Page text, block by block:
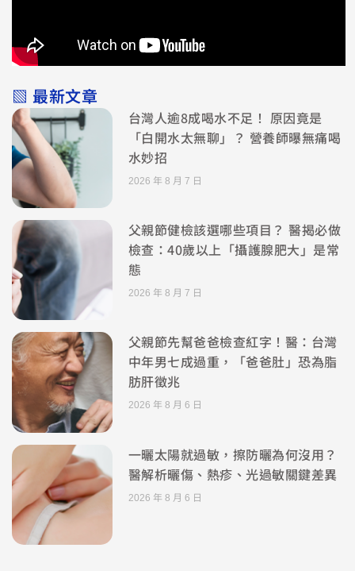
▧ 最新文章
台灣人逾8成喝水不足！ 原因竟是
「白開水太無聊」？ 營養師曝無痛喝
水妙招
2026 年 8 月 7 日
父親節健檢該選哪些項目？ 醫揭必做
檢查：40歲以上「攝護腺肥大」是常
態
2026 年 8 月 7 日
父親節先幫爸爸檢查紅字！醫：台灣
中年男七成過重，「爸爸肚」恐為脂
肪肝徵兆
2026 年 8 月 6 日
一曬太陽就過敏，擦防曬為何沒用？
醫解析曬傷、熱疹、光過敏關鍵差異
2026 年 8 月 6 日